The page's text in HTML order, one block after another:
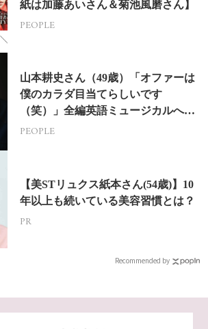
紙は加藤あいさん＆菊池風磨さん】
PEOPLE
山本耕史さん（49歳）「オファーは
僕のカラダ目当てらしいです
（笑）」全編英語ミュージカルへの
挑戦
PEOPLE
【美STリュクス紙本さん(54歳)】10
年以上も続いている美容習慣とは？
PR
Recommended by